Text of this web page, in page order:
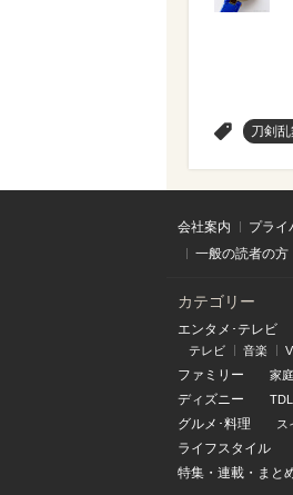
刀剣
会社案内 プライ
一般の読者の方
カテゴリー
エンタメ･テレビ
テレビ 音楽
ファミリー 家庭
ディズニー TDL
グルメ･料理 ス
ライフスタイル
特集 ・ 連載 ・ まと